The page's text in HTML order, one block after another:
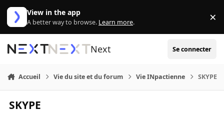
Aller au contenu
View in the app
A better way to browse. Learn more. ×
Next Se connecter
Accueil Vie du site et du forum Vie INpactienne SKYPE
SKYPE